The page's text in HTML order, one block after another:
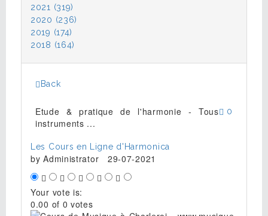
2021 (319)
2020 (236)
2019 (174)
2018 (164)
Back
0
Etude & pratique de l'harmonie - Tous
instruments ...
Les Cours en Ligne d'Harmonica
byAdministrator 29-07-2021
Your vote is:
0.00 of 0 votes